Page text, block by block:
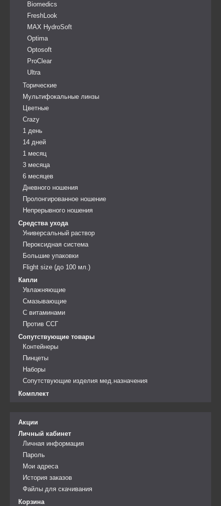
Biomedics
FreshLook
MAX HydroSoft
Optima
Optosoft
ProClear
Ultra
Торические
Мультифокальные линзы
Цветные
Crazy
1 день
14 дней
1 месяц
3 месяца
6 месяцев
Дневного ношения
Пролонгированное ношение
Непрерывного ношения
Средства ухода
Универсальный раствор
Пероксидная система
Большие упаковки
Flight size (до 100 мл.)
Капли
Увлажняющие
Смазывающие
С витаминами
Против ССГ
Сопутствующие товары
Контейнеры
Пинцеты
Наборы
Сопутствующие изделия мед.назначения
Комплект
Акции
Личный кабинет
Личная информация
Пароль
Мои адреса
История заказов
Файлы для скачивания
Корзина